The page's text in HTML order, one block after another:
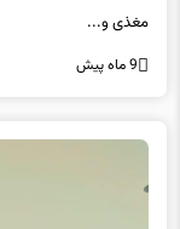
مغذی و...
9 ماه پیش